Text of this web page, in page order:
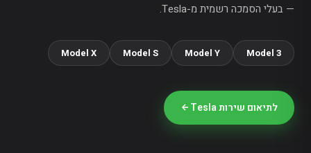
— בעלי הסמכה רשמית מ-Tesla.
Model 3
Model Y
Model S
Model X
לתיאום שירות Tesla